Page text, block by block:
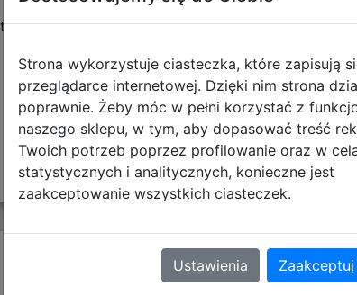
EU Authorised Representative
D02 XH98
Dublin 2
18-20 Merrion Street
info@wowstuff.com
Opinie o
Strona wykorzystuje ciasteczka, które zapisują
przeglądarce internetowej. Dzięki nim strona
poprawnie. Żeby móc w pełni korzystać z
naszego sklepu, w tym, aby dopasować treść
Twoich potrzeb poprzez profilowanie oraz w
statystycznych i analitycznych, konieczne jest
zaakceptowanie wszystkich ciasteczek.
Ustawienia